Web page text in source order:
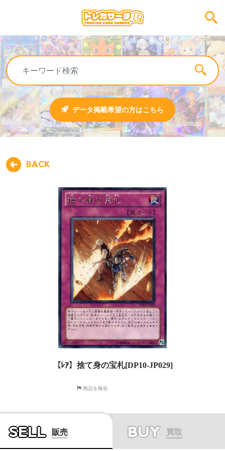
データ掲載希望の方はこちら
BACK
【ﾚｱ】捨て身の宝札[DP10-JP029]
商品を報告
SELL 販売 BUY 買取